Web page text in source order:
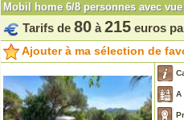
Mobil home 6/8 personnes avec
Tarifs de 80 à 215 euros
Ajouter à ma sélection de
A